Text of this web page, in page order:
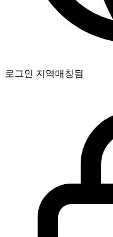
로그인 지역매칭됨